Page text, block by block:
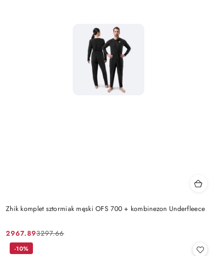
Zhik komplet sztormiak męski OFS 700 + kombinezon Underfleece
Cena
promocyjna:
2967.89
Cena
przed
3297.66
-10%